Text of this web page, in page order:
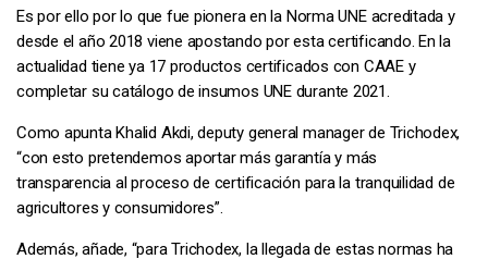
Es por ello por lo que fue pionera en la Norma UNE acreditada y
desde el año 2018 viene apostando por esta certificando. En la
actualidad tiene ya 17 productos certificados con CAAE y
completar su catálogo de insumos UNE durante 2021.
Como apunta Khalid Akdi, deputy general manager de Trichodex,
“con esto pretendemos aportar más garantía y más
transparencia al proceso de certificación para la tranquilidad de
agricultores y consumidores”.
Además, añade, “para Trichodex, la llegada de estas normas ha